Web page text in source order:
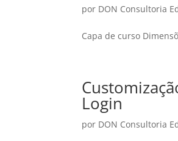
por DON Consultoria
Capa de curso
Login
por DON Consultoria